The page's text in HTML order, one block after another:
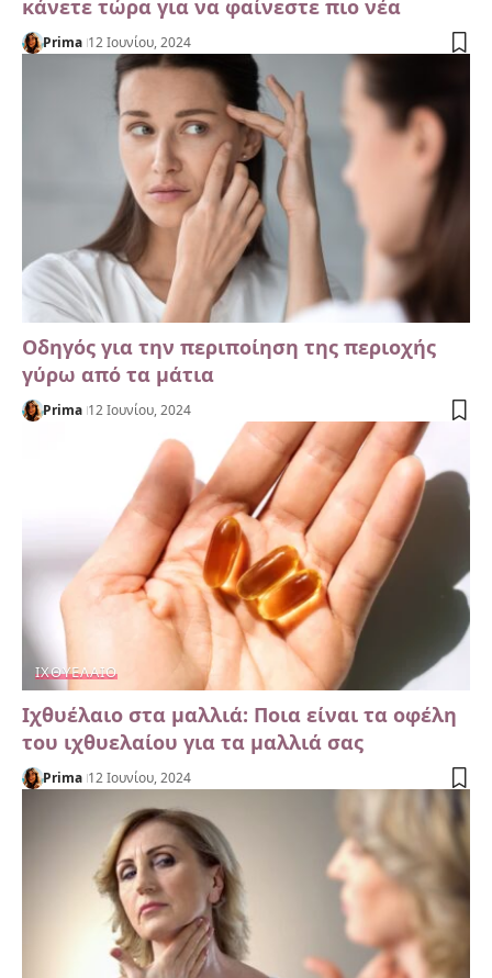
κάνετε τώρα για να φαίνεστε πιο νέα
Prima 12 Ιουνίου, 2024
Οδηγός για την περιποίηση της περιοχής
γύρω από τα μάτια
Prima 12 Ιουνίου, 2024
ΙΧΘΥΈΛΑΙΟ
Ιχθυέλαιο στα μαλλιά: Ποια είναι τα οφέλη
του ιχθυελαίου για τα μαλλιά σας
Prima 12 Ιουνίου, 2024